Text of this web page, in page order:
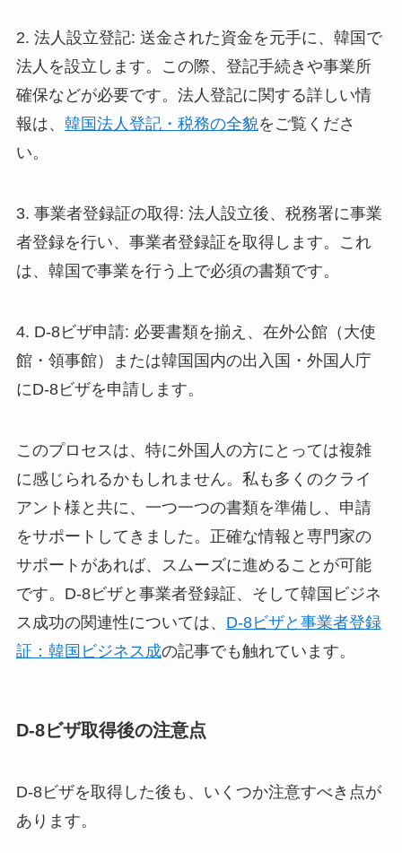
2. 法人設立登記: 送金された資金を元手に、韓国で
法人を設立します。この際、登記手続きや事業所
確保などが必要です。法人登記に関する詳しい情
報は、 韓国法人登記・税務の全貌をご覧くださ
い。
3. 事業者登録証の取得: 法人設立後、税務署に事業
者登録を行い、事業者登録証を取得します。これ
は、韓国で事業を行う上で必須の書類です。
4. D-8ビザ申請: 必要書類を揃え、在外公館（大使
館・領事館）または韓国国内の出入国・外国人庁
にD-8ビザを申請します。
このプロセスは、特に外国人の方にとっては複雑
に感じられるかもしれません。私も多くのクライ
アント様と共に、一つ一つの書類を準備し、申請
をサポートしてきました。正確な情報と専門家の
サポートがあれば、スムーズに進めることが可能
です。D-8ビザと事業者登録証、そして韓国ビジネ
ス成功の関連性については、 D-8ビザと事業者登録
証：韓国ビジネス成の記事でも触れています。
D-8ビザ取得後の注意点
D-8ビザを取得した後も、いくつか注意すべき点が
あります。